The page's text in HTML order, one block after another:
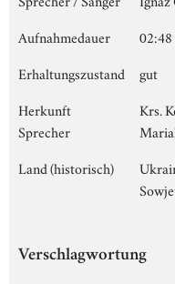
Aufnahmedauer
Erhaltungszustand
gut
Herkunft
Sprecher
Krs.
Land (historisch)
Verschlagwortung